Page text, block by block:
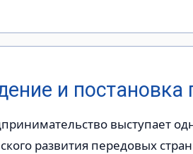
и
выступает
развития передовых